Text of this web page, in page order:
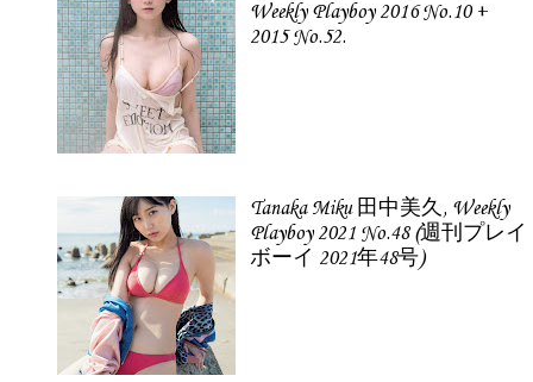
Weekly Playboy 2016 No.10 +
2015 No.52.
Tanaka Miku 田中美久, Weekly
Playboy 2021 No.48 (週刊プレイ
ボーイ 2021年48号)